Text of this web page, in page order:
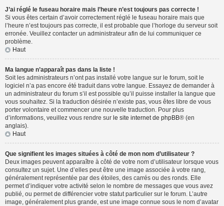
J’ai réglé le fuseau horaire mais l’heure n’est toujours pas correcte !
Si vous êtes certain d’avoir correctement réglé le fuseau horaire mais que
l’heure n’est toujours pas correcte, il est probable que l’horloge du serveur soit
erronée. Veuillez contacter un administrateur afin de lui communiquer ce
problème.
Haut
Ma langue n’apparaît pas dans la liste !
Soit les administrateurs n’ont pas installé votre langue sur le forum, soit le
logiciel n’a pas encore été traduit dans votre langue. Essayez de demander à
un administrateur du forum s’il est possible qu’il puisse installer la langue que
vous souhaitez. Si la traduction désirée n’existe pas, vous êtes libre de vous
porter volontaire et commencer une nouvelle traduction. Pour plus
d’informations, veuillez vous rendre sur le site internet de phpBB® (en
anglais).
Haut
Que signifient les images situées à côté de mon nom d’utilisateur ?
Deux images peuvent apparaître à côté de votre nom d’utilisateur lorsque vous
consultez un sujet. Une d’elles peut être une image associée à votre rang,
généralement représentée par des étoiles, des carrés ou des ronds. Elle
permet d’indiquer votre activité selon le nombre de messages que vous avez
publié, ou permet de différencier votre statut particulier sur le forum. L’autre
image, généralement plus grande, est une image connue sous le nom d’avatar